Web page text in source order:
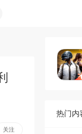
关注
热门内